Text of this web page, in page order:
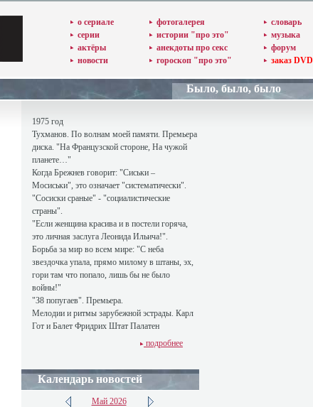
о сериале
серии
актёры
новости
фотогалерея
истории "про это"
анекдоты про секс
гороскоп "про это"
словарь
музыка
форум
заказ DVD
Было, было, было
1975 год
Тухманов. По волнам моей памяти. Премьера
диска. "На Французской стороне, На чужой
планете…"
Когда Брежнев говорит: "Сиськи –
Мосиськи", это означает "систематически".
"Сосиски сраные" - "социалистические
страны".
"Если женщина красива и в постели горяча,
это личная заслуга Леонида Ильича!".
Борьба за мир во всем мире: "С неба
звездочка упала, прямо милому в штаны, эх,
гори там что попало, лишь бы не было
войны!"
"З8 попугаев". Премьера.
Мелодии и ритмы зарубежной эстрады. Карл
Гот и Балет Фридрих Штат Палатен
подробнее
Календарь новостей
Май 2026